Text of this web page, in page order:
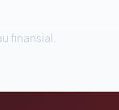
finansial.